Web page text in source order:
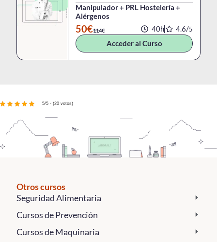
Manipulador + PRL Hostelería +
Alérgenos
50€114€ 40h 4.6/5
Acceder al Curso
5/5 - (20 votos)
Otros cursos
Seguridad Alimentaria
Cursos de Prevención
Cursos de Maquinaria